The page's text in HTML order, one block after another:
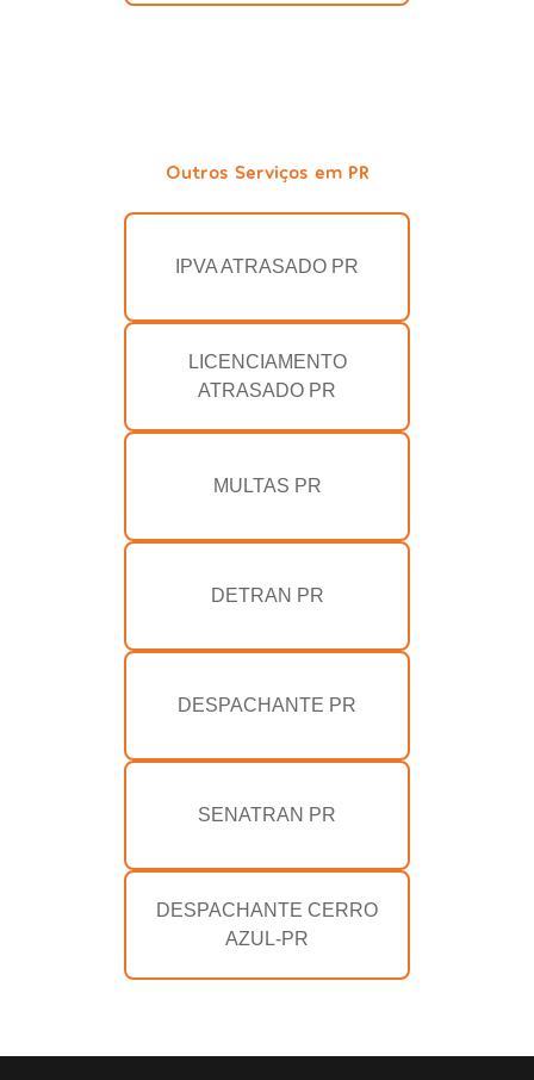
Outros Serviços em PR
IPVA ATRASADO PR
LICENCIAMENTO
ATRASADO PR
MULTAS PR
DETRAN PR
DESPACHANTE PR
SENATRAN PR
DESPACHANTE CERRO
AZUL-PR